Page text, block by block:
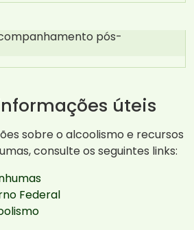
pós-
úteis
sobre o alcoolismo e recursos
consulte os seguintes links:
Federal